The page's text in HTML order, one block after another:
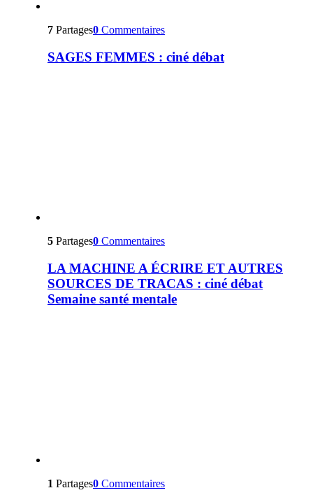
7 Partages0 Commentaires
SAGES FEMMES : ciné débat
5 Partages0 Commentaires
LA MACHINE A ÉCRIRE ET AUTRES
SOURCES DE TRACAS : ciné débat
Semaine santé mentale
1 Partages0 Commentaires